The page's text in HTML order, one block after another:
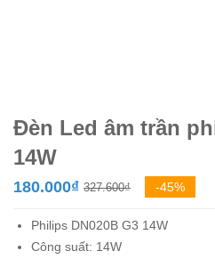
Đèn Led âm trần
14W
327.600₫Giá
là:
180.000₫
Giá
tại
-45%
Philips DN020B G3 14W
Công suất: 14W